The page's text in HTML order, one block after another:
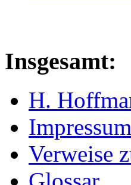
Insgesamt:
H.
Impressum
Verweise